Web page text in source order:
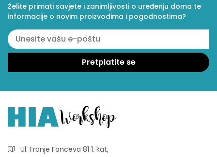
Želite primati savjete i zanimljivosti o uređenju doma te
informacije o novim proizvodima i pogodnostima?
Ul. Franje Fanceva 81 1. kat,